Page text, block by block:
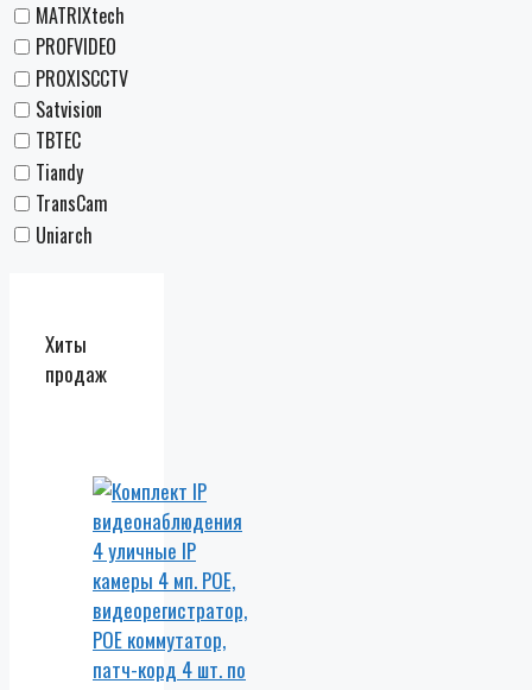
MATRIXtech
PROFVIDEO
PROXISCCTV
Satvision
TBTEC
Tiandy
TransCam
Uniarch
Хиты
продаж